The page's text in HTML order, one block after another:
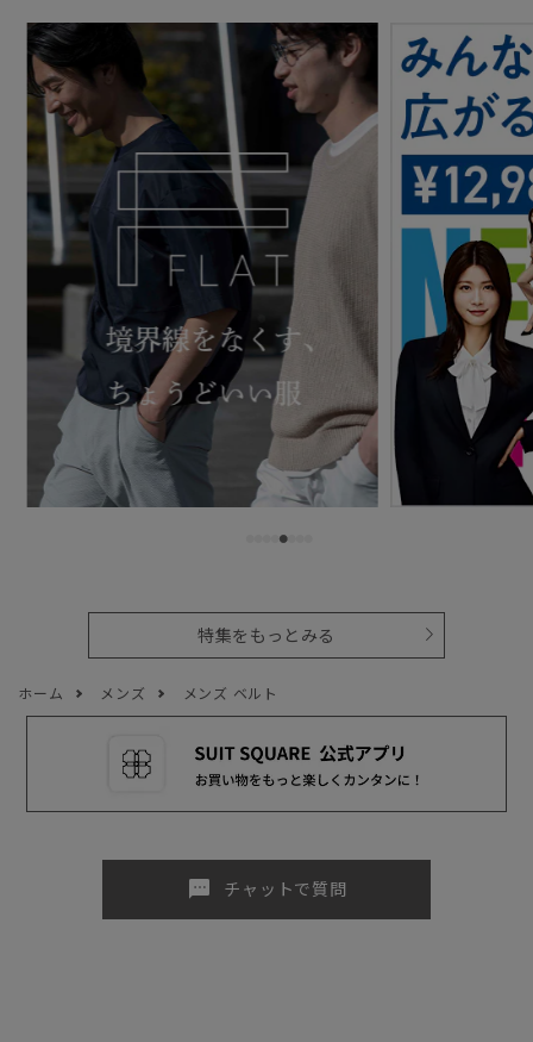
特集をもっとみる
ホーム メンズ メンズ ベルト
sms チャットで質問